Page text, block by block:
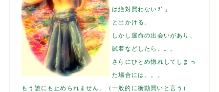
は絶対買わないｿﾞ」
と出かける。
しかし運命の出会いがあり、
試着などしたら。。。
さらにひとめ惚れしてしまっ
た場合には。。。
もう誰にも止められません。（一般的に衝動買いと言う）